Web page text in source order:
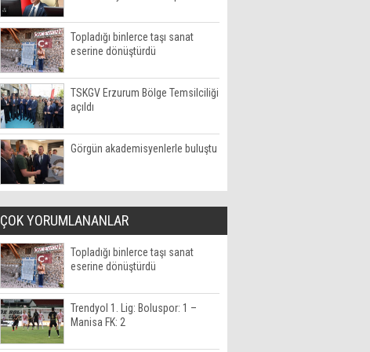
Topladığı binlerce taşı sanat
eserine dönüştürdü
TSKGV Erzurum Bölge Temsilciliği
açıldı
Görgün akademisyenlerle buluştu
ÇOK YORUMLANANLAR
Topladığı binlerce taşı sanat
eserine dönüştürdü
Trendyol 1. Lig: Boluspor: 1 –
Manisa FK: 2